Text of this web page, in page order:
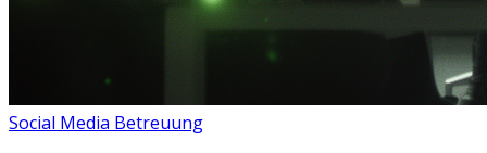
Social Media Betreuung